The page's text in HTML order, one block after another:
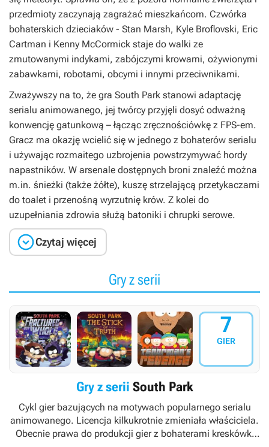
przedmioty zaczynają zagrażać mieszkańcom. Czwórka
bohaterskich dzieciaków - Stan Marsh, Kyle Broflovski, Eric
Cartman i Kenny McCormick staje do walki ze
zmutowanymi indykami, zabójczymi krowami, ożywionymi
zabawkami, robotami, obcymi i innymi przeciwnikami.
Zważywszy na to, że gra South Park stanowi adaptację
serialu animowanego, jej twórcy przyjęli dosyć odważną
konwencję gatunkową – łącząc zręcznościówkę z FPS-em.
Gracz ma okazję wcielić się w jednego z bohaterów serialu
i używając rozmaitego uzbrojenia powstrzymywać hordy
napastników. W arsenale dostępnych broni znaleźć można
m.in. śnieżki (także żółte), kuszę strzelającą przetykaczami
do toalet i przenośną wyrzutnię krów. Z kolei do
uzupełniania zdrowia służą batoniki i chrupki serowe.
Czytaj więcej
Gry z serii
7
GIER
Gry z serii South Park
Cykl gier bazujących na motywach popularnego serialu
animowanego. Licencja kilkukrotnie zmieniała właściciela.
Obecnie prawa do produkcji gier z bohaterami kreskówki